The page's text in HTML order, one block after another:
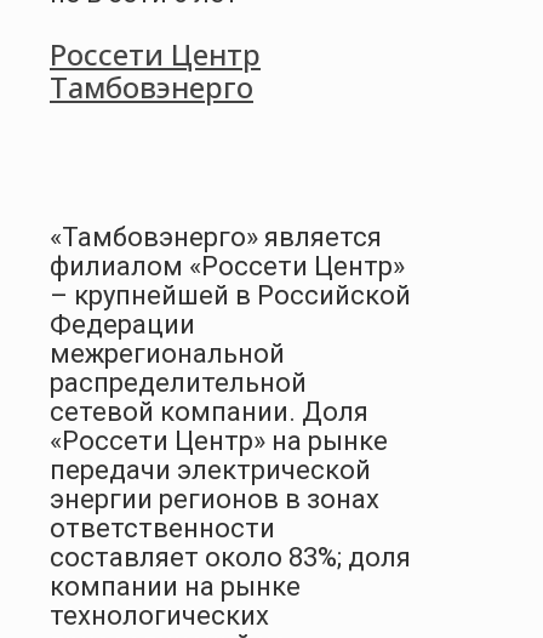
Россети Центр
Тамбовэнерго
«Тамбовэнерго» является
филиалом «Россети Центр»
– крупнейшей в Российской
Федерации
межрегиональной
распределительной
сетевой компании. Доля
«Россети Центр» на рынке
передачи электрической
энергии регионов в зонах
ответственности
составляет около 83%; доля
компании на рынке
технологических